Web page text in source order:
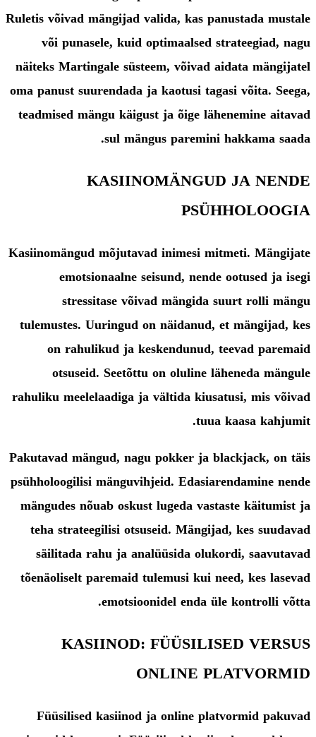
Ruletis võivad mängijad valida, kas panustada mustale
või punasele, kuid optimaalsed strateegiad, nagu
näiteks Martingale süsteem, võivad aidata mängijatel
oma panust suurendada ja kaotusi tagasi võita. Seega,
teadmised mängu käigust ja õige lähenemine aitavad
sul mängus paremini hakkama saada.
KASIINOMÄNGUD JA NENDE
PSÜHHOLOOGIA
Kasiinomängud mõjutavad inimesi mitmeti. Mängijate
emotsionaalne seisund, nende ootused ja isegi
stressitase võivad mängida suurt rolli mängu
tulemustes. Uuringud on näidanud, et mängijad, kes
on rahulikud ja keskendunud, teevad paremaid
otsuseid. Seetõttu on oluline läheneda mängule
rahuliku meelelaadiga ja vältida kiusatusi, mis võivad
tuua kaasa kahjumit.
Pakutavad mängud, nagu pokker ja blackjack, on täis
psühholoogilisi mänguvihjeid. Edasiarendamine nende
mängudes nõuab oskust lugeda vastaste käitumist ja
teha strateegilisi otsuseid. Mängijad, kes suudavad
säilitada rahu ja analüüsida olukordi, saavutavad
tõenäoliselt paremaid tulemusi kui need, kes lasevad
emotsioonidel enda üle kontrolli võtta.
KASIINOD: FÜÜSILISED VERSUS
ONLINE PLATVORMID
Füüsilised kasiinod ja online platvormid pakuvad